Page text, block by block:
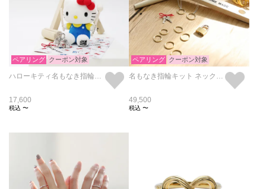
ペアリング クーポン対象
ハローキティ名もなき指輪キット/ペアリング
17,600
税込 〜
ペアリング クーポン対象
名もなき指輪キット ネックレスセット/ペアリング・ペアネックレス
49,500
税込 〜